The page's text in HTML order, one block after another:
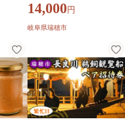
植物
存 飲
朝食
タン
ルク
ぱく
料健
ソフラ
濃調製豆乳 リピート 高評
価 ソイミルク 植物性ミル
豆乳飲み物 豆乳飲料 特濃
豆乳健康 たんぱく質 特濃
豆乳朝食 特濃豆乳トクホ
特定保健用食品 調製豆乳
朝食 豆乳ソイミルク 豆乳
タンパク質 特保 朝ごはん
14,000 円
岐阜県瑞穂市